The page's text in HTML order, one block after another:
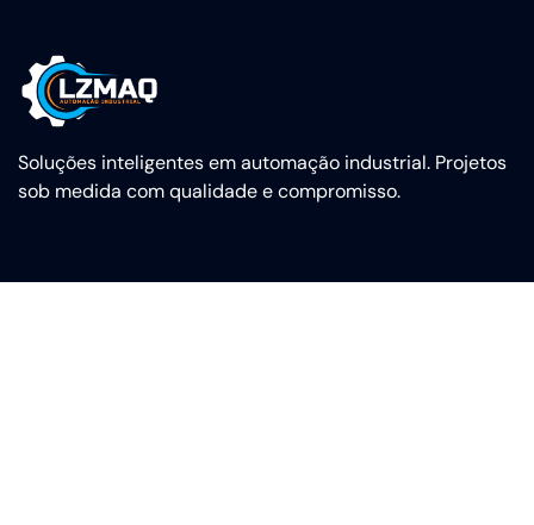
Soluções inteligentes em automação industrial. Projetos
sob medida com qualidade e compromisso.